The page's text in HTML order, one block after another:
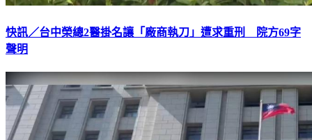
快訊／台中榮總2醫掛名讓「廠商執刀」遭求重刑 院方69字